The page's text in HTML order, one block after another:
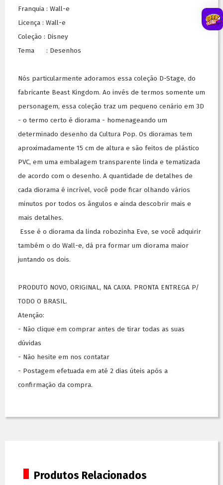
Franquia : Wall-e
Licença : Wall-e
Coleção : Disney
Tema : Desenhos
Nós particularmente adoramos essa coleção D-Stage, do
fabricante Beast Kingdom. Ao invés de termos somente um
personagem, essa coleção traz um pequeno cenário em 3D
- o termo certo é diorama - homenageando um
determinado desenho da Cultura Pop. Os dioramas tem
aproximadamente 15 cm de altura e são feitos de plástico
PVC, em uma embalagem transparente linda e tematizada
de acordo com o desenho. A quantidade de detalhes de
cada diorama é incrível, você pode ficar olhando vários
minutos por todos os ângulos e ainda descobrir mais e
mais detalhes.
Esse é o diorama da linda robozinha Eve, se você adquirir
também o do Wall-e, dá pra formar um diorama maior
juntando os dois.
PRODUTO NOVO, ORIGINAL, NA CAIXA. PRONTA ENTREGA P/
TODO O BRASIL.
Atenção:
- Não clique em comprar antes de tirar todas as suas
dúvidas
- Não hesite em nos contatar
- Postagem efetuada em até 2 dias úteis após a
confirmação da compra.
Produtos Relacionados